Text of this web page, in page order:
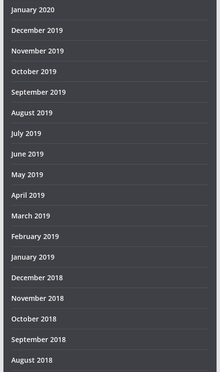
January 2020
December 2019
November 2019
October 2019
September 2019
August 2019
July 2019
June 2019
May 2019
April 2019
March 2019
February 2019
January 2019
December 2018
November 2018
October 2018
September 2018
August 2018